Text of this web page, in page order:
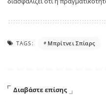
TAGS: Μπρίτνει Σπίαρς
Διαβάστε επίσης